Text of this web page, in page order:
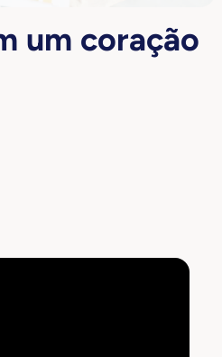
um coração